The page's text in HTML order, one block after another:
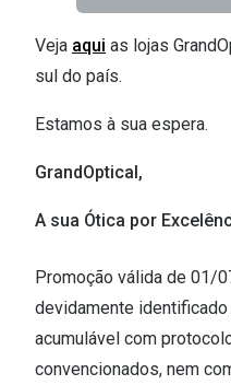
Veja aqui as lojas
sul do país.
Estamos à sua espera.
GrandOptical,
A sua Ótica por
Promoção válida de 01/
devidamente identificado
acumulável com
convencionados, nem